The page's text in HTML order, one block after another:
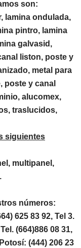
son:
lamina ondulada,
pintro, lamina
galvasid,
liston, poste y
metal para
poste y canal
alucomex,
traslucidos,
siguientes
multipanel,
números:
625 83 92, Tel 3.
(664)886 08 31,
(444) 206 23